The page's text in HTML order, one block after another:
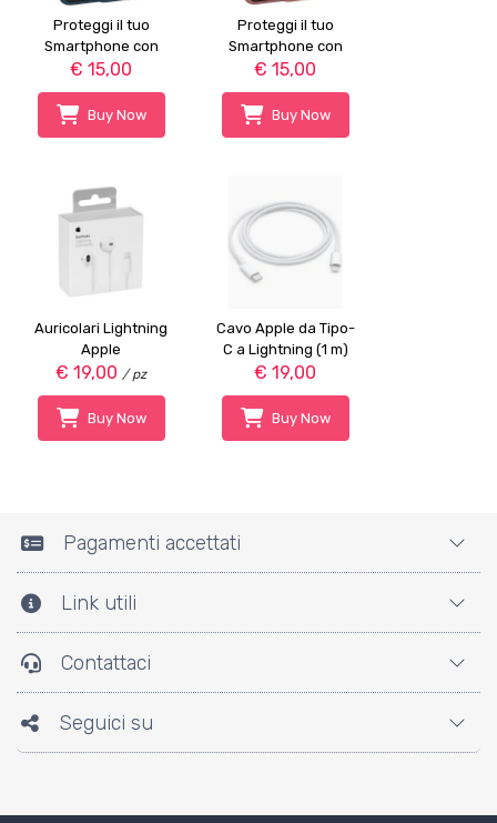
Proteggi il tuo
Smartphone con
Cover
€ 15,00
Buy Now
Proteggi il tuo
Smartphone con
Cover
€ 15,00
Buy Now
Auricolari Lightning
Apple
€ 19,00 / pz
Buy Now
Cavo Apple da Tipo-
C a Lightning (1 m)
€ 19,00
Buy Now
Pagamenti accettati
Link utili
Contattaci
Seguici su